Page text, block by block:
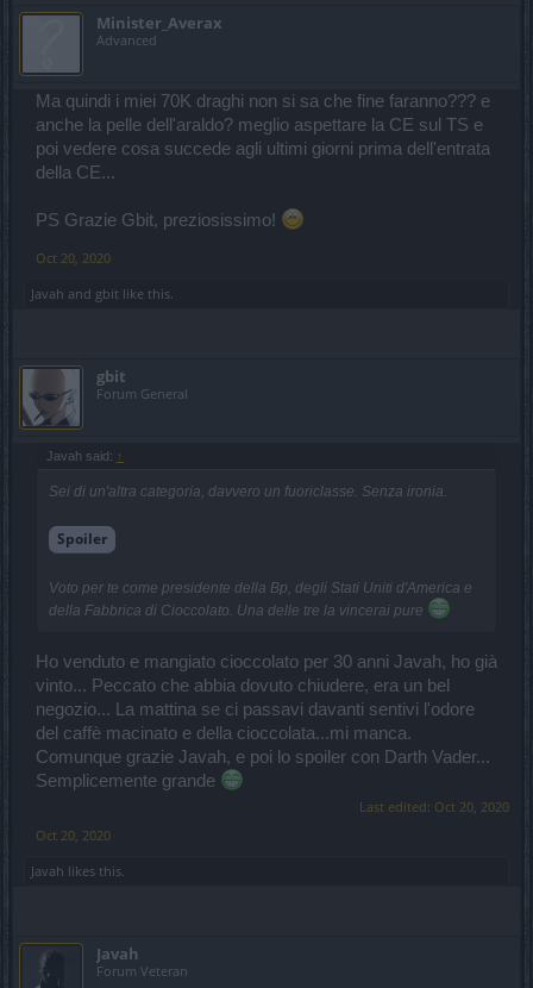
Spoiler:altri argomenti
Minister_Averax
Advanced
Ma quindi i miei 70K draghi non si sa che fine faranno??? e
anche la pelle dell'araldo? meglio aspettare la CE sul TS e
poi vedere cosa succede agli ultimi giorni prima dell'entrata
della CE...
PS Grazie Gbit, preziosissimo!
Oct 20, 2020
Javah and gbit like this.
gbit
Forum General
Javah said: ↑
Sei di un'altra categoria, davvero un fuoriclasse. Senza ironia.
Spoiler
Voto per te come presidente della Bp, degli Stati Uniti d'America e
della Fabbrica di Cioccolato. Una delle tre la vincerai pure
Ho venduto e mangiato cioccolato per 30 anni Javah, ho già
vinto... Peccato che abbia dovuto chiudere, era un bel
negozio... La mattina se ci passavi davanti sentivi l'odore
del caffè macinato e della cioccolata...mi manca.
Comunque grazie Javah, e poi lo spoiler con Darth Vader...
Semplicemente grande
Last edited: Oct 20, 2020
Oct 20, 2020
Javah likes this.
Javah
Forum Veteran